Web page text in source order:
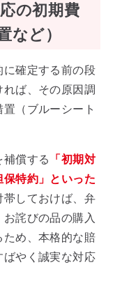
の初期費
など）
確定する前の段
ば、その原因調
（ブルーシート
償する
「初期対
特約」といった
帯しておけば、弁
詫びの品の購入
め、本格的な賠
やく誠実な対応